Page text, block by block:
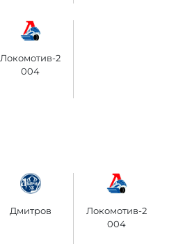
Локомотив-2
004
Дмитров
Локомотив-2
004